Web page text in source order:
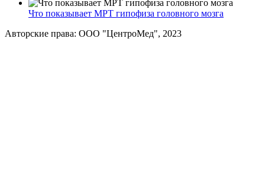
Что показывает МРТ гипофиза головного мозга
Авторские права: ООО "ЦентроМед", 2023